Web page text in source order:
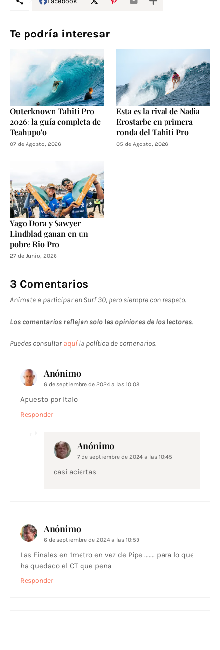
Te podría interesar
Outerknown Tahiti Pro
2026: la guía completa de
Teahupo'o
07 de Agosto, 2026
Esta es la rival de Nadia
Erostarbe en primera
ronda del Tahiti Pro
05 de Agosto, 2026
Yago Dora y Sawyer
Lindblad ganan en un
pobre Rio Pro
27 de Junio, 2026
3 Comentarios
Anímate a participar en Surf 30, pero siempre con respeto.
Los comentarios reflejan solo las opiniones de los lectores.
Puedes consultaraquíla política de comenarios.
Anónimo
6 de septiembre de 2024 a las 10:08
Apuesto por Italo
Responder
Anónimo
7 de septiembre de 2024 a las 10:45
casi aciertas
Anónimo
6 de septiembre de 2024 a las 10:59
Las Finales en 1metro en vez de Pipe ....... para lo que
ha quedado el CT que pena
Responder